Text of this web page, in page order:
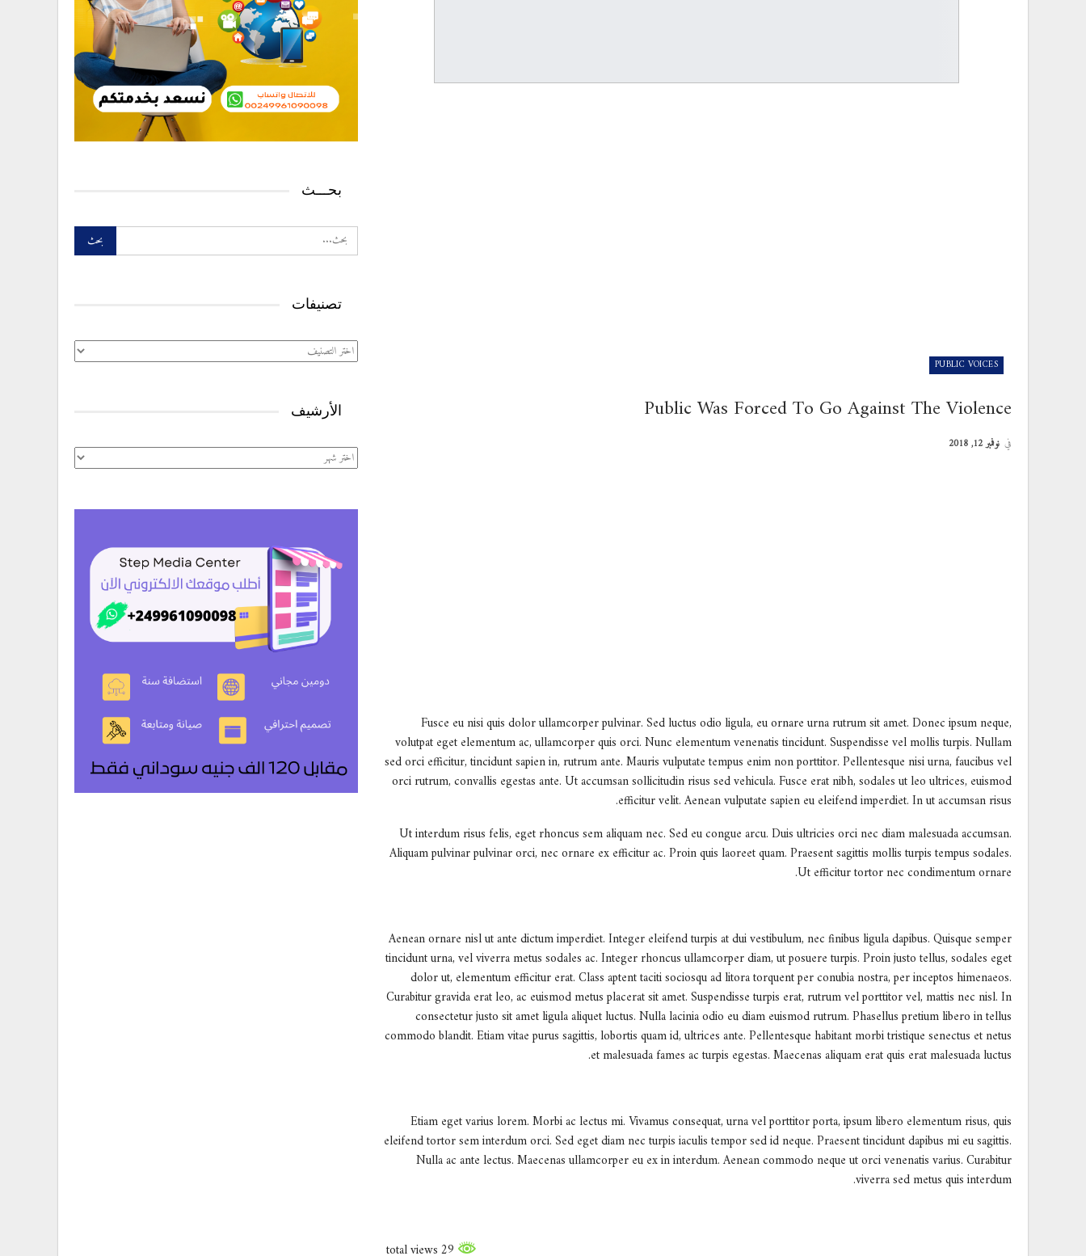
PUBLIC VOICES
Public Was Forced To Go Against The Violence
في نوفمبر 12, 2018
Fusce eu nisi quis dolor ullamcorper pulvinar. Sed luctus odio ligula, eu ornare urna rutrum sit amet. Donec ipsum neque,
volutpat eget elementum ac, ullamcorper quis orci. Nunc elementum venenatis tincidunt. Suspendisse vel mollis turpis. Nullam
sed orci efficitur, tincidunt sapien in, rutrum ante. Mauris vulputate tempus enim non porttitor. Pellentesque nisi urna, faucibus vel
orci rutrum, convallis egestas ante. Ut accumsan sollicitudin risus sed vehicula. Fusce erat nibh, sodales ut leo ultrices, euismod
efficitur velit. Aenean vulputate sapien eu eleifend imperdiet. In ut accumsan risus.
Ut interdum risus felis, eget rhoncus sem aliquam nec. Sed eu congue arcu. Duis ultricies orci nec diam malesuada accumsan.
Aliquam pulvinar pulvinar orci, nec ornare ex efficitur ac. Proin quis laoreet quam. Praesent sagittis mollis turpis tempus sodales.
Ut efficitur tortor nec condimentum ornare.
Aenean ornare nisl ut ante dictum imperdiet. Integer eleifend turpis at dui vestibulum, nec finibus ligula dapibus. Quisque semper
tincidunt urna, vel viverra metus sodales ac. Integer rhoncus ullamcorper diam, ut posuere turpis. Proin justo tellus, sodales eget
dolor ut, elementum efficitur erat. Class aptent taciti sociosqu ad litora torquent per conubia nostra, per inceptos himenaeos.
Curabitur gravida erat leo, ac euismod metus placerat sit amet. Suspendisse turpis erat, rutrum vel porttitor vel, mattis nec nisl. In
consectetur justo sit amet ligula aliquet luctus. Nulla lacinia odio eu diam euismod rutrum. Phasellus pretium libero in tellus
commodo blandit. Etiam vitae purus sagittis, lobortis quam id, ultrices ante. Pellentesque habitant morbi tristique senectus et netus
et malesuada fames ac turpis egestas. Maecenas aliquam erat quis erat malesuada luctus.
Etiam eget varius lorem. Morbi ac lectus mi. Vivamus consequat, urna vel porttitor porta, ipsum libero elementum risus, quis
eleifend tortor sem interdum orci. Sed eget diam nec turpis iaculis tempor sed id neque. Praesent tincidunt dapibus mi eu sagittis.
Nulla ac ante lectus. Maecenas ullamcorper eu ex in interdum. Aenean commodo neque ut orci venenatis varius. Curabitur
viverra sed metus quis interdum.
بحـــث
تصنيفات
تصنيفات
الأرشيف
الأرشيف